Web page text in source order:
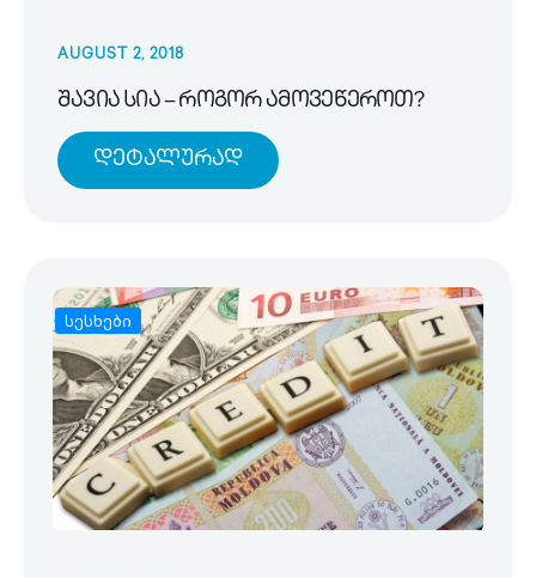
AUGUST 2, 2018
შავია სია – როგორ ამოვეწეროთ?
Დეტალურად
სესხები